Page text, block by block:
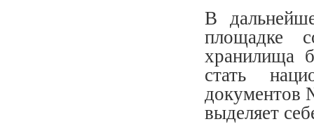
В
площадке
хранилища
стать
документов
выделяет